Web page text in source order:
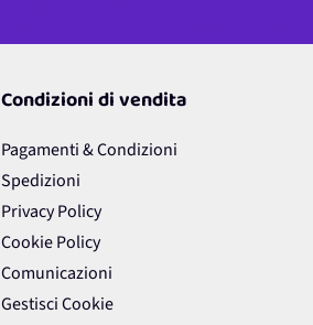
Condizioni di vendita
Pagamenti & Condizioni
Spedizioni
Privacy Policy
Cookie Policy
Comunicazioni
Gestisci Cookie